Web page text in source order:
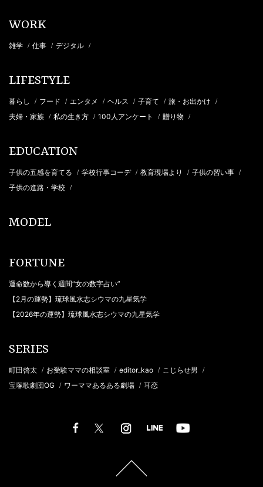
WORK
雑学 / 仕事 / デジタル /
LIFESTYLE
暮らし / フード / エンタメ / ヘルス / 子育て / 旅・お出かけ /
夫婦・家族 / 私の生き方 / 100人アンケート / 贈り物 /
EDUCATION
子供の五感を育てる / 学校行事コーデ / 教育現場より / 子供の習い事 /
子供の進路・学校 /
MODEL
FORTUNE
運命数から導く週間“女の数字占い”
【2月の運勢】琉球風水志シウマの九星気学
【2026年の運勢】琉球風水志シウマの九星気学
SERIES
町田啓太 / お受験ママの相談室 / editor_kao / こじらせ男 /
宝塚歌劇団OG / ワーママあるある劇場 / 耳恋